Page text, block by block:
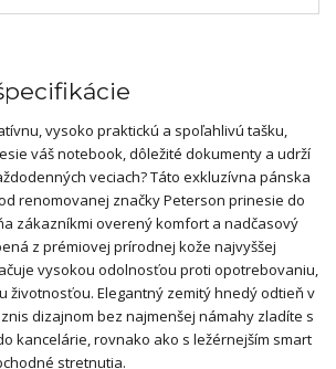
vysoko praktickú a spoľahlivú tašku,
váš notebook, dôležité dokumenty a udrží
veciach? Táto exkluzívna pánska
renomovanej značky Peterson prinesie do
zákazníkmi overený komfort a nadčasový
z prémiovej prírodnej kože najvyššej
vysokou odolnosťou proti opotrebovaniu,
životnosťou. Elegantný zemitý hnedý odtieň v
dizajnom bez najmenšej námahy zladíte s
kancelárie, rovnako ako s ležérnejším smart
stretnutia.